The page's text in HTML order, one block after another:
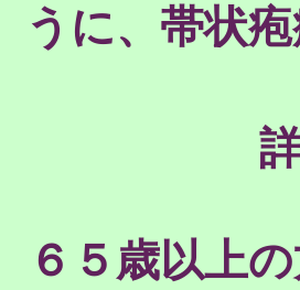
うに、帯状
６５歳以上